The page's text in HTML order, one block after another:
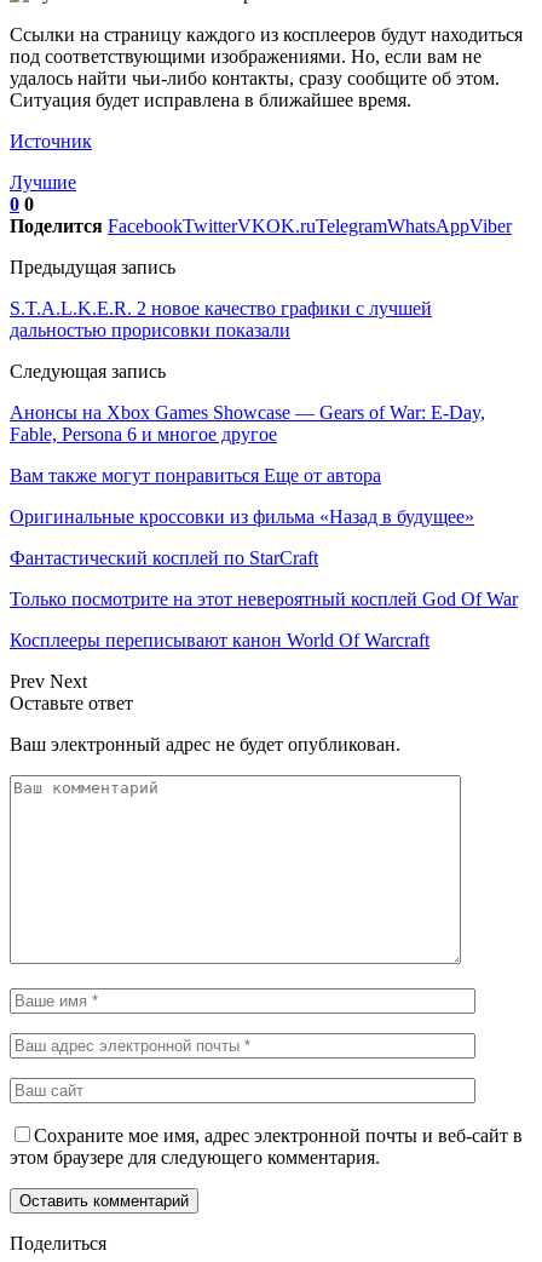
Ссылки на страницу каждого из косплееров будут находиться
под соответствующими изображениями. Но, если вам не
удалось найти чьи-либо контакты, сразу сообщите об этом.
Ситуация будет исправлена в ближайшее время.
Источник
Лучшие
0 0
Поделится FacebookTwitterVKOK.ruTelegramWhatsAppViber
Предыдущая запись
S.T.A.L.K.E.R. 2 новое качество графики с лучшей
дальностью прорисовки показали
Следующая запись
Анонсы на Xbox Games Showcase — Gears of War: E-Day,
Fable, Persona 6 и многое другое
Вам также могут понравиться Еще от автора
Оригинальные кроссовки из фильма «Назад в будущее»
Фантастический косплей по StarCraft
Только посмотрите на этот невероятный косплей God Of War
Косплееры переписывают канон World Of Warcraft
Prev Next
Оставьте ответ
Ваш электронный адрес не будет опубликован.
Сохраните мое имя, адрес электронной почты и веб-сайт в
этом браузере для следующего комментария.
Поделиться